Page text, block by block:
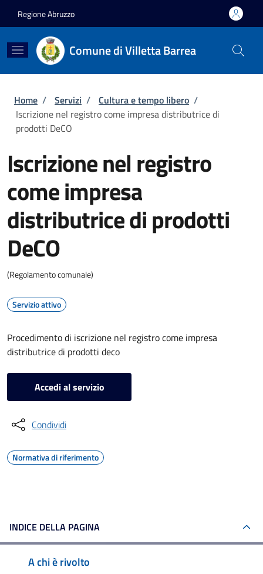
Regione Abruzzo
Comune di Villetta Barrea
Briciole di pane
Home / Servizi / Cultura e tempo libero /
Iscrizione nel registro come impresa distributrice di
prodotti DeCO
Iscrizione nel registro
come impresa
distributrice di prodotti
DeCO
(Regolamento comunale)
Servizio attivo
Procedimento di iscrizione nel registro come impresa
distributrice di prodotti deco
Accedi al servizio
Condividi
Normativa di riferimento
INDICE DELLA PAGINA
A chi è rivolto